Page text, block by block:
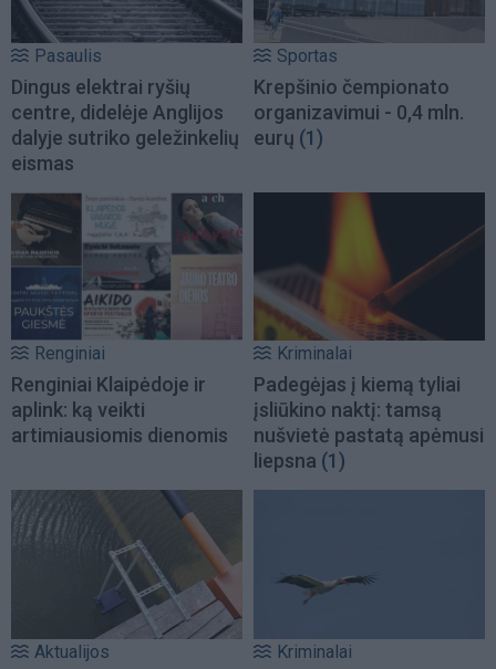
Pasaulis
Dingus elektrai ryšių
centre, didelėje Anglijos
dalyje sutriko geležinkelių
eismas
Sportas
Krepšinio čempionato
organizavimui - 0,4 mln.
eurų (1)
Renginiai
Renginiai Klaipėdoje ir
aplink: ką veikti
artimiausiomis dienomis
Kriminalai
Padegėjas į kiemą tyliai
įsliūkino naktį: tamsą
nušvietė pastatą apėmusi
liepsna (1)
Aktualijos Kriminalai